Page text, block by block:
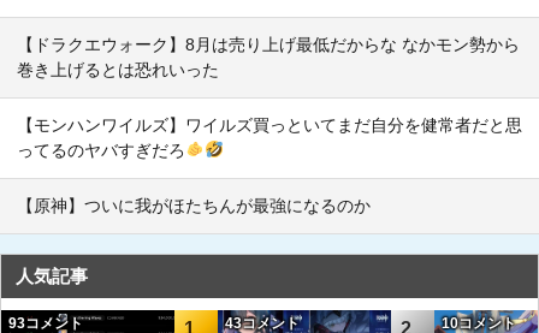
【ドラクエウォーク】8月は売り上げ最低だからな なかモン勢から
巻き上げるとは恐れいった
【モンハンワイルズ】ワイルズ買っといてまだ自分を健常者だと思
ってるのヤバすぎだろ
【原神】ついに我がほたちんが最強になるのか
人気記事
1
93コメント 2
43コメント 10コメント